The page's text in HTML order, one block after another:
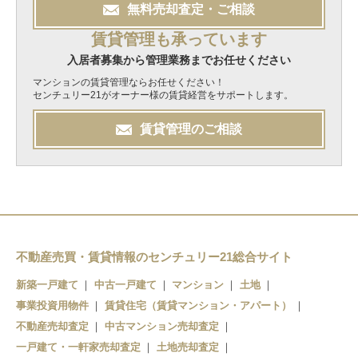
無料売却査定・ご相談
賃貸管理も承っています
入居者募集から管理業務までお任せください
マンションの賃貸管理ならお任せください！
センチュリー21がオーナー様の賃貸経営をサポートします。
賃貸管理のご相談
不動産売買・賃貸情報のセンチュリー21総合サイト
新築一戸建て 中古一戸建て マンション
土地
事業投資用物件
賃貸住宅（賃貸マンション・アパート）
不動産売却査定
中古マンション売却査定
一戸建て・一軒家売却査定
土地売却査定